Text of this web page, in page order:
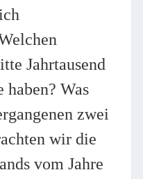
Jahrtausend
haben? Was
zwei
wir die
vom Jahre